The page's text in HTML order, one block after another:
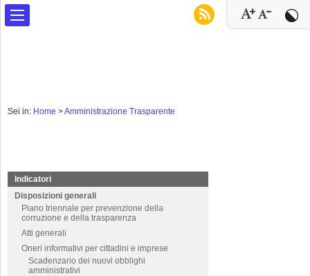
Sei in: Home >Amministrazione Trasparente
Indicatori
Disposizioni generali
Piano triennale per prevenzione della
corruzione e della trasparenza
Atti generali
Oneri informativi per cittadini e imprese
Scadenzario dei nuovi obblighi
amministrativi